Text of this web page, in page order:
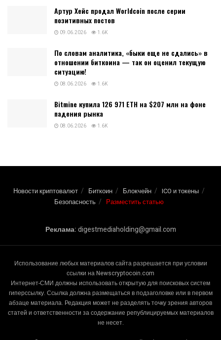
Артур Хейс продал Worldcoin после серии
позитивных постов
09.06.2026 1.6K
По словам аналитика, «быки еще не сдались» в
отношении биткоина — так он оценил текущую
ситуацию!
08.06.2026 1.6K
Bitmine купила 126 971 ETH на $207 млн на фоне
падения рынка
08.06.2026 1.6K
Новости криптовалют Биткоин Блокчейн
ICO и токены
Безопасность
Разместить статью
Реклама:digestmediaholding@gmail.com
Использование любых материалов сайта разрешается при условии
ссылки на Newscryptocoin.com
Интернет-СМИ должны использовать открытую для поисковых систем
гиперссылку. Ссылка должна размещаться в подзаголовке или в первом
абзаце материала. Редакция может не разделять точку зрения авторов
статей и ответственности за содержание републицируемых материалов
не несет.